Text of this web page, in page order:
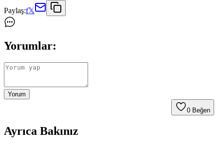
Paylaş:f𝕏
Yorumlar:
Yorum
0 Beğen
Ayrıca Bakınız